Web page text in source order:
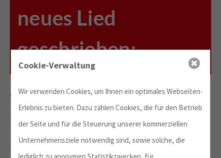
neues Lied
geschrieben:
Rida Mejaout, 22 Jahre, Marokko
Schon ein Jahr bin ich so weit.
Schon ein Jahr bin ich so nah.
Cookie-Verwaltung
Wir verwenden Cookies, um Ihnen ein optimales Webseiten-
Erlebnis zu bieten. Dazu zählen Cookies, die für den Betrieb
der Seite und für die Steuerung unserer kommerziellen
Unternehmensziele notwendig sind, sowie solche, die